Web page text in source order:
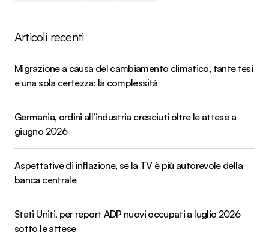
Articoli recenti
Migrazione a causa del cambiamento climatico, tante tesi
e una sola certezza: la complessità
Germania, ordini all’industria cresciuti oltre le attese a
giugno 2026
Aspettative di inflazione, se la TV è più autorevole della
banca centrale
Stati Uniti, per report ADP nuovi occupati a luglio 2026
sotto le attese